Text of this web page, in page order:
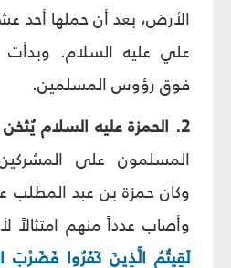
الأرض، بعد أن حملها أحد
علي عليه السلام. وبدأت
فوق رؤوس المسلمين.
2. الحمزة عليه السلام يُثخن المشركين بالجراح:
المسلمون على المشركين
وكان حمزة بن عبد المطلب
وأصاب عدداً منهم امتثالاً
لَقِيتُمُ الَّذِينَ كَفَرُوا فَضَرْبَ